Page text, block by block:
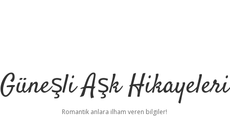
Güneşli Aşk Hikayeleri
Romantik anlara ilham veren bilgiler!